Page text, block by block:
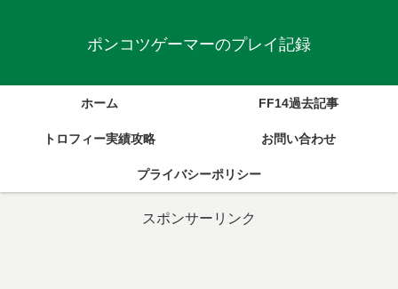
ポンコツゲーマーのプレイ記録
ホーム FF14過去記事
トロフィー実績攻略 お問い合わせ
プライバシーポリシー
スポンサーリンク